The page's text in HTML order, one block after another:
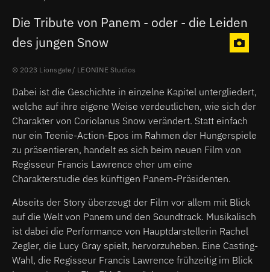
Die Tribute von Panem - oder - die Leiden
des jungen Snow
2023 Lionsgate/ LEONINE Studios
Dabei ist die Geschichte in einzelne Kapitel untergliedert,
welche auf ihre eigene Weise verdeutlichen, wie sich der
Charakter von Coriolanus Snow verändert. Statt einfach
nur ein Teenie-Action-Epos im Rahmen der Hungerspiele
zu präsentieren, handelt es sich beim neuen Film von
Regisseur Francis Lawrence eher um eine
Charakterstudie des künftigen Panem-Präsidenten.
Abseits der Story überzeugt der Film vor allem mit Blick
auf die Welt von Panem und den Soundtrack. Musikalisch
ist dabei die Performance von Hauptdarstellerin Rachel
Zegler, die Lucy Gray spielt, hervorzuheben. Eine Casting-
Wahl, die Regisseur Francis Lawrence frühzeitig im Blick